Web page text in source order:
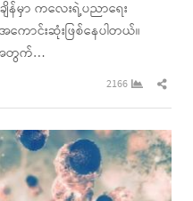
မှာ ကလေးရဲ့ပညာရေး
ကောင်းဆုံးဖြစ်နေပါတယ်။
အတွက်…
2166